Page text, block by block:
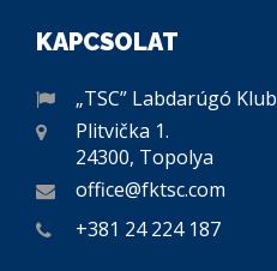
KAPCSOLAT
„TSC” Labdarúgó Klub
Plitvička 1.
24300, Topolya
office@fktsc.com
+381 24 224 187